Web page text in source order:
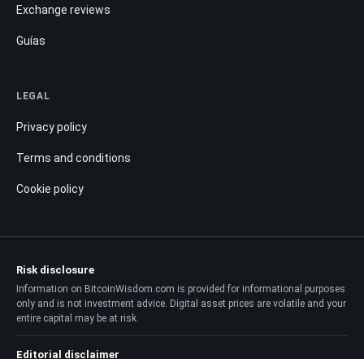
Exchange reviews
Guías
LEGAL
Privacy policy
Terms and conditions
Cookie policy
Risk disclosure
Information on BitcoinWisdom.com is provided for informational purposes
only and is not investment advice. Digital asset prices are volatile and your
entire capital may be at risk.
Editorial disclaimer